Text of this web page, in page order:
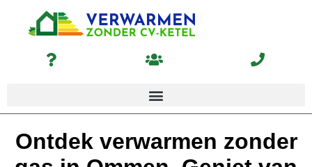
Ontdek verwarmen zonder